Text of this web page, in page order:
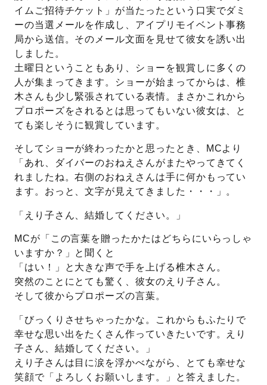
イムご招待チケット」が当たったという口実でダミ
ーの当選メールを作成し、アイプリモイベント事務
局から送信。そのメール文面を見せて彼女を誘い出
しました。
土曜日ということもあり、ショーを観賞しに多くの
人が集まってきます。ショーが始まってからは、椎
木さんも少し緊張されている表情。まさかこれから
プロポーズをされるとは思ってもいない彼女は、と
ても楽しそうに観賞しています。
そしてショーが終わったかと思ったとき、MCより
「あれ、ダイバーのおねえさんがまたやってきてく
れましたね。右側のおねえさんは手に何かもってい
ます。おっと、文字が見えてきました・・・」。
「えり子さん、結婚してください。」
MCが「この言葉を贈ったかたはどちらにいらっしゃ
いますか？」と聞くと
「はい！」と大きな声で手を上げる椎木さん。
突然のことにとても驚く、彼女のえり子さん。
そして彼からプロポーズの言葉。
「びっくりさせちゃったかな。これからもふたりで
幸せな思い出をたくさん作っていきたいです。えり
子さん、結婚してください。」
えり子さんは目に涙を浮かべながら、とても幸せな
笑顔で「よろしくお願いします。」と答えました。